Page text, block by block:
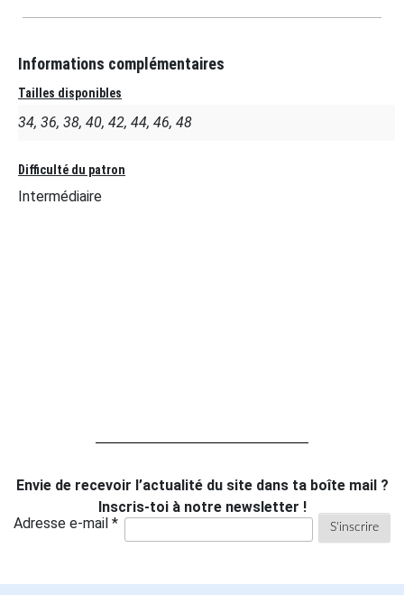
Informations complémentaires
Tailles disponibles
34, 36, 38, 40, 42, 44, 46, 48
Difficulté du patron
Intermédiaire
Envie de recevoir l’actualité du site dans ta boîte mail ?
Inscris-toi à notre newsletter !
Adresse e-mail *